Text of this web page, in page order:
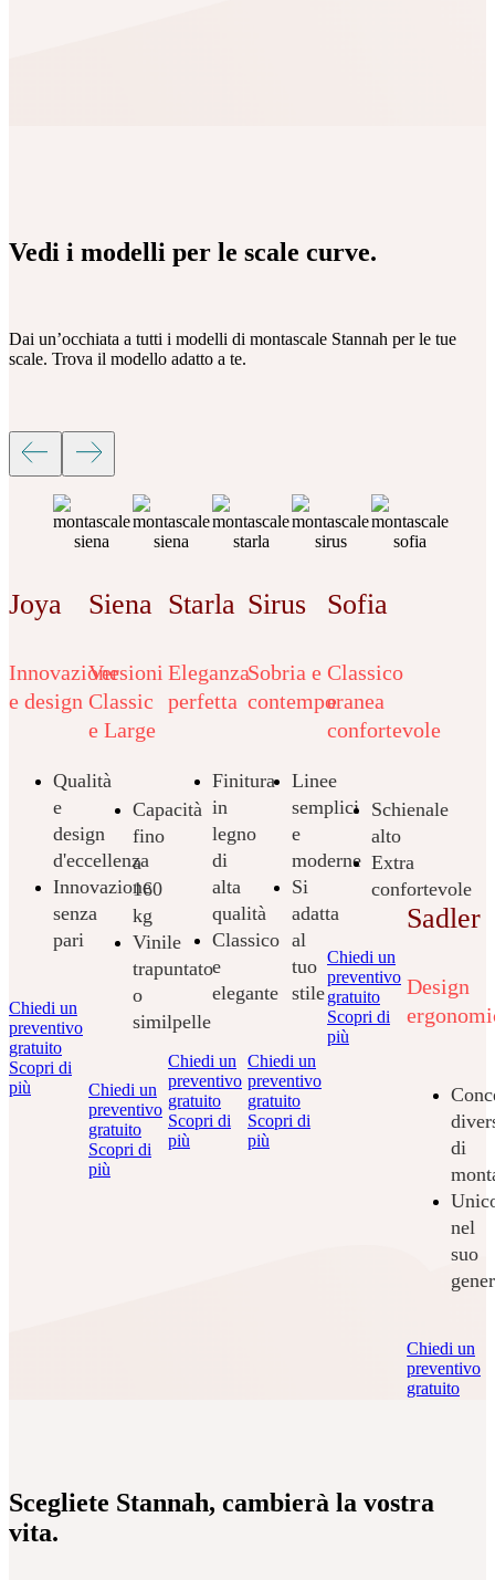
Vedi i modelli per le scale curve.
Dai un’occhiata a tutti i modelli di montascale Stannah per le tue
scale. Trova il modello adatto a te.
Joya
Innovazione
e design
Qualità
e
design
d'eccellenza
Innovazione
senza
pari
Chiedi un
preventivo
gratuito
Scopri di
più
Siena
Versioni
Classic
e Large
Capacità
fino
a
160
kg
Vinile
trapuntato
o
similpelle
Chiedi un
preventivo
gratuito
Scopri di
più
Starla
Eleganza
perfetta
Finitura
in
legno
di
alta
qualità
Classico
e
elegante
Chiedi un
preventivo
gratuito
Scopri di
più
Sirus
Sobria e
contemporanea
Linee
semplici
e
moderne
Si
adatta
al
tuo
stile
Chiedi un
preventivo
gratuito
Scopri di
più
Sofia
Classico
e
confortevole
Schienale
alto
Extra
confortevole
Chiedi un
preventivo
gratuito
Scopri di
più
Sadler
Design
di
nel
suo
Chiedi un
preventivo
gratuito
Scegliete Stannah, cambierà la vostra
vita.